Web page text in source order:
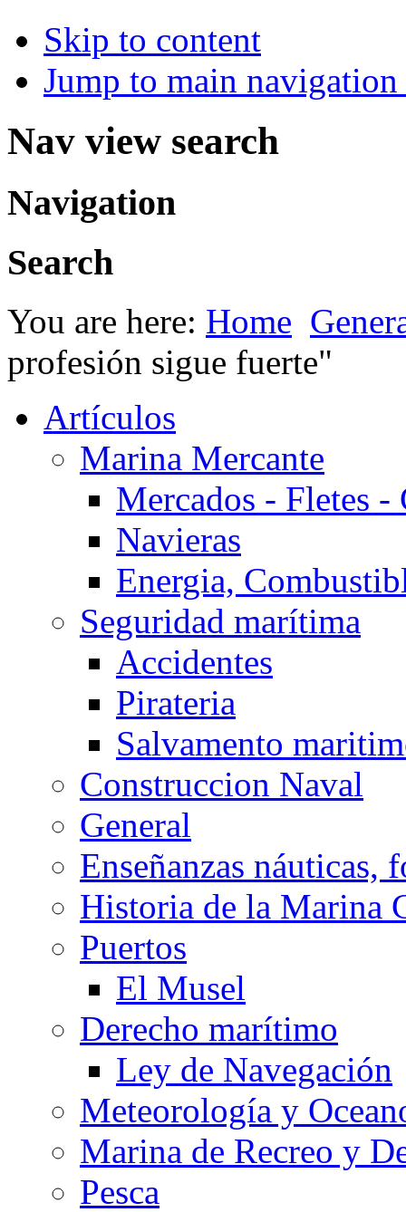
Skip to content
Jump to main
Nav view search
Navigation
Search
You are here: Home
profesión sigue fuerte"
Artículos
Marina Mercante
Mercados - Fletes -
Navieras
Energia,
Seguridad marítima
Accidentes
Pirateria
Salvamento
Construccion Naval
General
Enseñanzas náuticas,
Historia de la Marina
Puertos
El Musel
Derecho marítimo
Ley de Navegación
Meteorología y
Marina de Recreo y
Pesca